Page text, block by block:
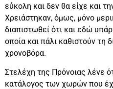
εύκολη και δεν θα είχε και
Χρειάστηκαν, όμως, μόνο
διαπιστωθεί ότι και εδώ
οποία και πάλι καθιστούν τη
χρονοβόρα.
Στελέχη της Πρόνοιας λένε
κατάλογος των χωρών που